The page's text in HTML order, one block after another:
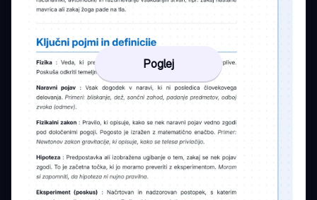
Poglej